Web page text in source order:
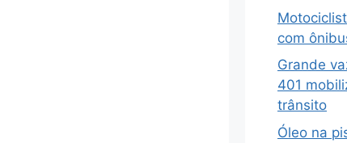
com
Grande
401
trânsito
Óleo na